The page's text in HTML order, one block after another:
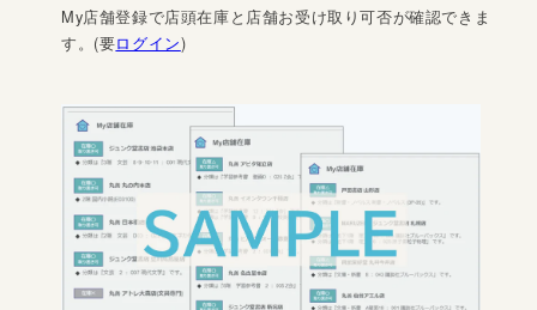
My店舗登録で店頭在庫と店舗お受け取り可否が確認できま
す。(要ログイン)